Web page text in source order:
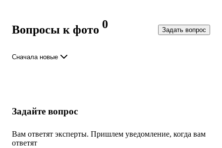
Вопросы к фото 0 Задать вопрос
Сначала новые
Задайте вопрос
Вам ответят эксперты. Пришлем уведомление, когда вам
ответят